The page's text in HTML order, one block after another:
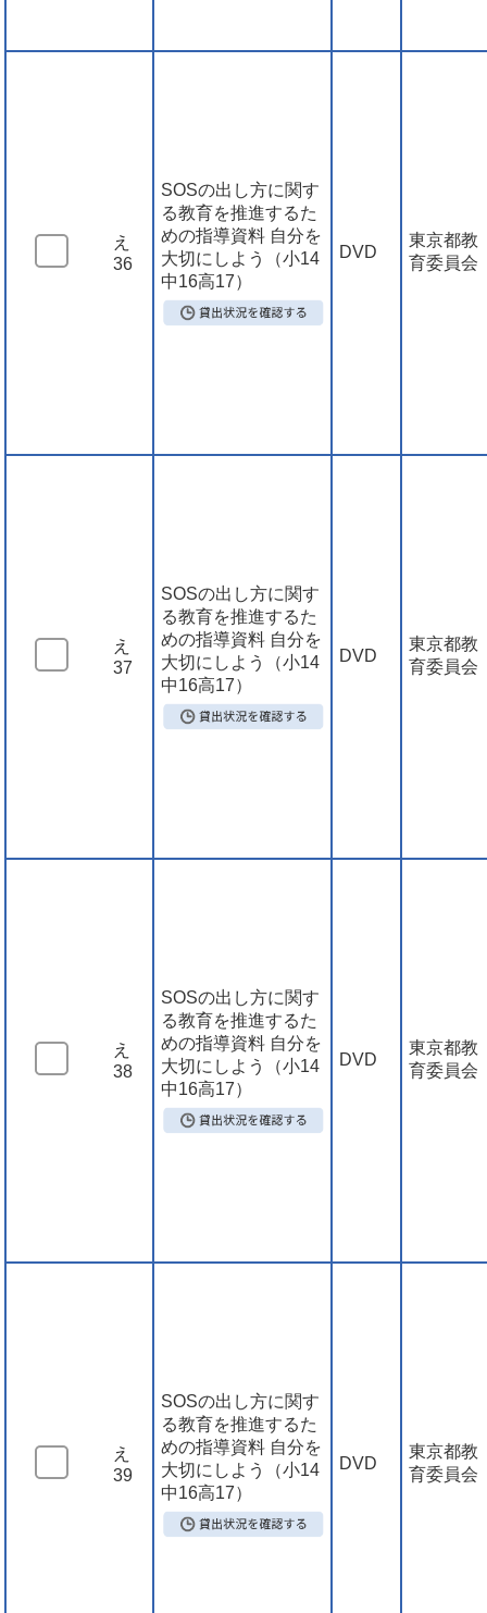
え
36
SOSの出し方に関す
る教育を推進するた
めの指導資料 自分を
大切にしよう（小14
中16高17）
DVD
東京都教
育委員会
え
37
SOSの出し方に関す
る教育を推進するた
めの指導資料 自分を
大切にしよう（小14
中16高17）
DVD
東京都教
育委員会
え
38
SOSの出し方に関す
る教育を推進するた
めの指導資料 自分を
大切にしよう（小14
中16高17）
DVD
東京都教
育委員会
え
39
SOSの出し方に関す
る教育を推進するた
めの指導資料 自分を
大切にしよう（小14
中16高17）
DVD
東京都教
育委員会